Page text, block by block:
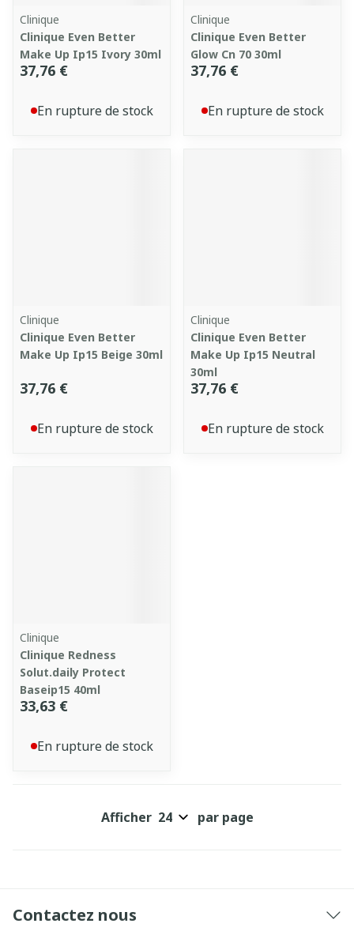
Clinique
Clinique Even Better
Make Up Ip15 Ivory 30ml
37,76 €
En rupture de stock
Clinique
Clinique Even Better
Glow Cn 70 30ml
37,76 €
En rupture de stock
Clinique
Clinique Even Better
Make Up Ip15 Beige 30ml
37,76 €
En rupture de stock
Clinique
Clinique Even Better
Make Up Ip15 Neutral
30ml
37,76 €
En rupture de stock
Clinique
Clinique Redness
Solut.daily Protect
Baseip15 40ml
33,63 €
En rupture de stock
Afficher par page
Contactez nous